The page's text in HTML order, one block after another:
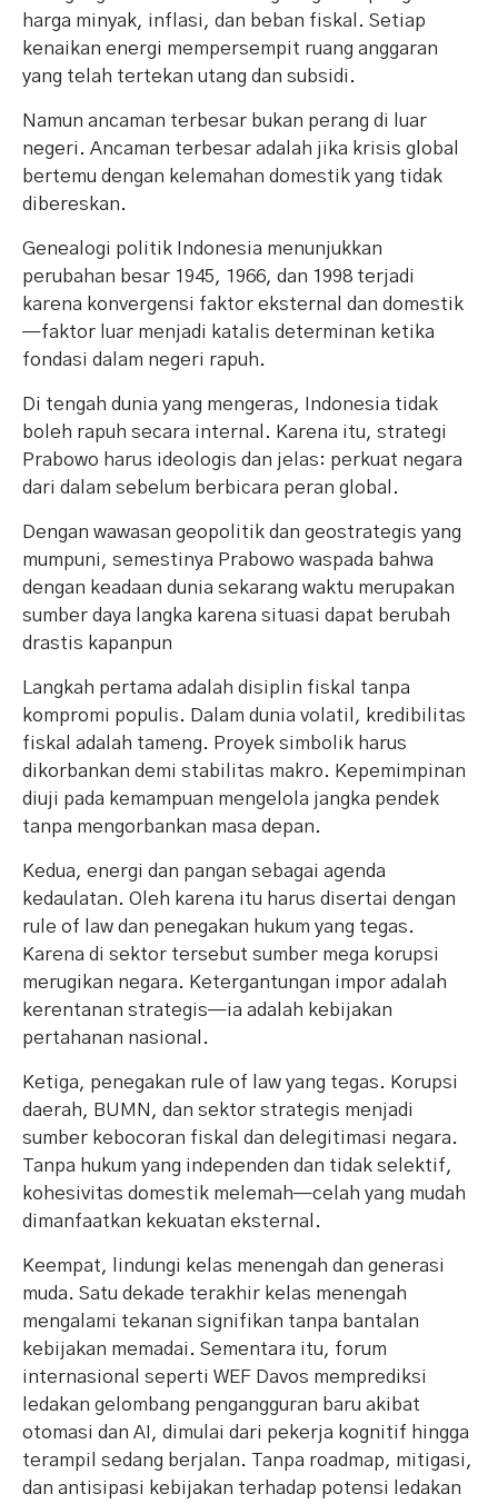
harga minyak, inflasi, dan beban fiskal. Setiap
kenaikan energi mempersempit ruang anggaran
yang telah tertekan utang dan subsidi.
Namun ancaman terbesar bukan perang di luar
negeri. Ancaman terbesar adalah jika krisis global
bertemu dengan kelemahan domestik yang tidak
dibereskan.
Genealogi politik Indonesia menunjukkan
perubahan besar 1945, 1966, dan 1998 terjadi
karena konvergensi faktor eksternal dan domestik
—faktor luar menjadi katalis determinan ketika
fondasi dalam negeri rapuh.
Di tengah dunia yang mengeras, Indonesia tidak
boleh rapuh secara internal. Karena itu, strategi
Prabowo harus ideologis dan jelas: perkuat negara
dari dalam sebelum berbicara peran global.
Dengan wawasan geopolitik dan geostrategis yang
mumpuni, semestinya Prabowo waspada bahwa
dengan keadaan dunia sekarang waktu merupakan
sumber daya langka karena situasi dapat berubah
drastis kapanpun
Langkah pertama adalah disiplin fiskal tanpa
kompromi populis. Dalam dunia volatil, kredibilitas
fiskal adalah tameng. Proyek simbolik harus
dikorbankan demi stabilitas makro. Kepemimpinan
diuji pada kemampuan mengelola jangka pendek
tanpa mengorbankan masa depan.
Kedua, energi dan pangan sebagai agenda
kedaulatan. Oleh karena itu harus disertai dengan
rule of law dan penegakan hukum yang tegas.
Karena di sektor tersebut sumber mega korupsi
merugikan negara. Ketergantungan impor adalah
kerentanan strategis—ia adalah kebijakan
pertahanan nasional.
Ketiga, penegakan rule of law yang tegas. Korupsi
daerah, BUMN, dan sektor strategis menjadi
sumber kebocoran fiskal dan delegitimasi negara.
Tanpa hukum yang independen dan tidak selektif,
kohesivitas domestik melemah—celah yang mudah
dimanfaatkan kekuatan eksternal.
Keempat, lindungi kelas menengah dan generasi
muda. Satu dekade terakhir kelas menengah
mengalami tekanan signifikan tanpa bantalan
kebijakan memadai. Sementara itu, forum
internasional seperti WEF Davos memprediksi
ledakan gelombang pengangguran baru akibat
otomasi dan AI, dimulai dari pekerja kognitif hingga
terampil sedang berjalan. Tanpa roadmap, mitigasi,
dan antisipasi kebijakan terhadap potensi ledakan